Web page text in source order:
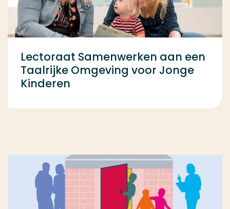
Lectoraat Samenwerken aan een
Taalrijke Omgeving voor Jonge
Kinderen